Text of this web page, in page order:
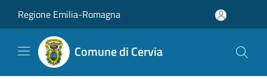
Regione Emilia-Romagna
Comune di Cervia